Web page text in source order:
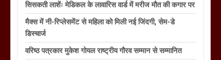
सिसकती लाशेंः मेडिकल के लावारिस वार्ड में मरीज मौत की कगार पर
मैक्स में नी-रिप्लेसमेंट से महिला को मिली नई जिंदगी, सेम-डे
डिस्चार्ज
वरिष्ठ पत्रकार मुकेश गोयल राष्ट्रीय गौरव सम्मान से सम्मानित